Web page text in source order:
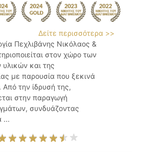
Δείτε περισσότερα >>
Πεχλιβάνης Νικόλαος &
στον χώρο των
υλικών και της
με παρουσία που ξεκινά
την ίδρυσή της,
στην παραγωγή
συνδυάζοντας
...